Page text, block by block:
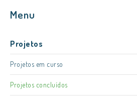
Menu
Projetos
Projetos em curso
Projetos concluídos